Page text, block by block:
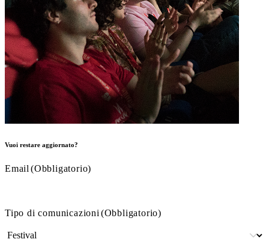
Vuoi restare aggiornato?
Email(Obbligatorio)
Tipo di comunicazioni(Obbligatorio)